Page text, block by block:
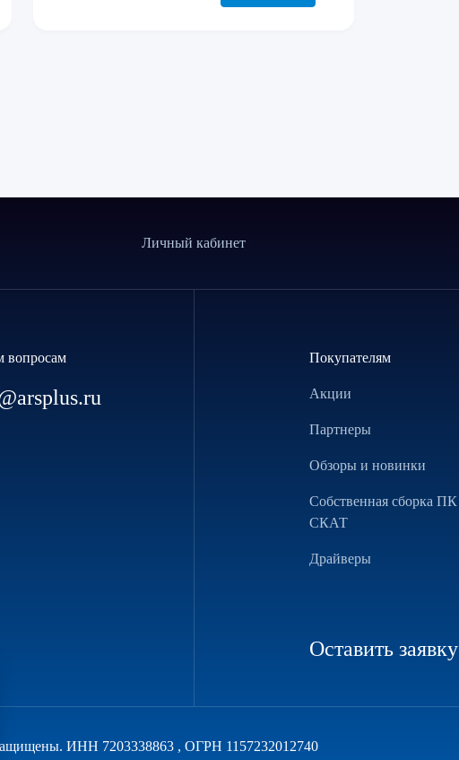
Личный кабинет
вопросам Покупателям
Акции
Партнеры
Обзоры и новинки
Собственная сборка ПК
СКАТ
Драйверы
Оставить заявку
ИНН 7203338863 , ОГРН 1157232012740